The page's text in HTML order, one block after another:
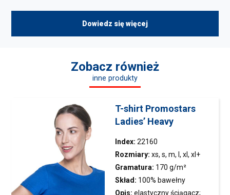
Dowiedz się więcej
Zobacz również
inne produkty
T-shirt Promostars
Ladies’ Heavy
Index: 22160
Rozmiary: xs, s, m, l, xl, xl+
Gramatura: 170 g/m²
Skład: 100% bawełny
półczesanej ring-spun; kolor
Opis: elastyczny ściągacz;